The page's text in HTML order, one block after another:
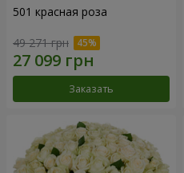
501 красная роза
49 271 грн
Заказать